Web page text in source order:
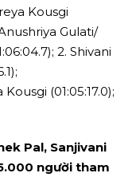
Kousgi
Gulati/
2. Shivani
(01:05:17.0);
Pal, Sanjivani
người tham